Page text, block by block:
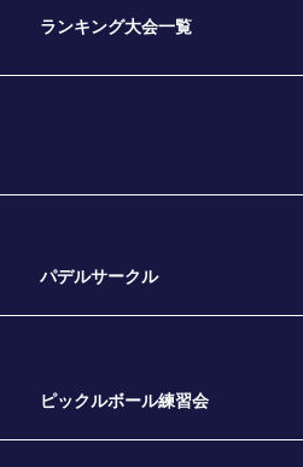
ランキング大会一覧
パデルサークル
ピックルボール練習会